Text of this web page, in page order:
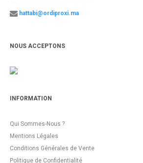
hattabi@ordiproxi.ma
NOUS ACCEPTONS
INFORMATION
Qui Sommes-Nous ?
Mentions Légales
Conditions Générales de Vente
Politique de Confidentialité